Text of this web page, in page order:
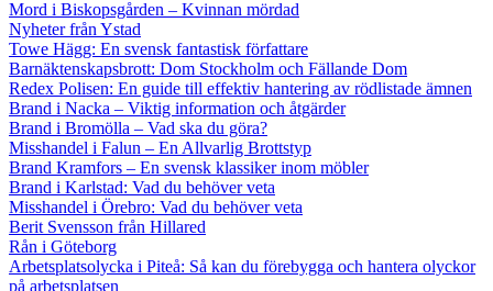
Mord i Biskopsgården – Kvinnan mördad
Nyheter från Ystad
Towe Hägg: En svensk fantastisk författare
Barnäktenskapsbrott: Dom Stockholm och Fällande Dom
Redex Polisen: En guide till effektiv hantering av rödlistade ämnen
Brand i Nacka – Viktig information och åtgärder
Brand i Bromölla – Vad ska du göra?
Misshandel i Falun – En Allvarlig Brottstyp
Brand Kramfors – En svensk klassiker inom möbler
Brand i Karlstad: Vad du behöver veta
Misshandel i Örebro: Vad du behöver veta
Berit Svensson från Hillared
Rån i Göteborg
Arbetsplatsolycka i Piteå: Så kan du förebygga och hantera olyckor
på arbetsplatsen